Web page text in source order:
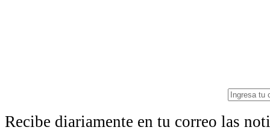
Recibe diariamente en tu correo las